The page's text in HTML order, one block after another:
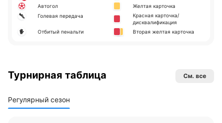
Автогол
Голевая передача
Отбитый пенальти
Желтая карточка
Красная карточка/
дисквалификация
Вторая желтая карточка
Турнирная таблица См. все
Регулярный сезон